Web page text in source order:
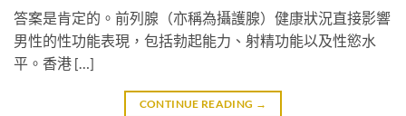
答案是肯定的。前列腺（亦稱為攝護腺）健康狀況直接影響
男性的性功能表現，包括勃起能力、射精功能以及性慾水
平。香港 […]
CONTINUE READING →